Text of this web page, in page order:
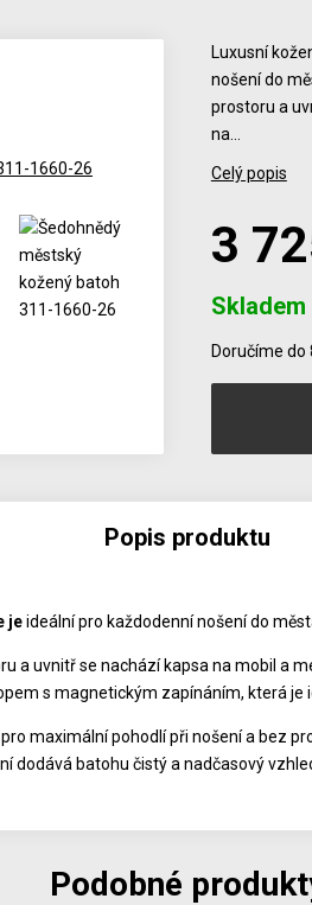
Luxusní
nošení do
prostoru a
na…
Celý popis
3
Skladem
Doručíme do
Popis produktu
jeideální pro každodenní nošení do
a uvnitř se nachází kapsa na mobil a
s magnetickým zapínáním, která je
pro maximální pohodlí při nošení a bez
dodává batohu čistý a nadčasový
Podobné